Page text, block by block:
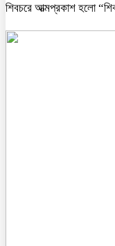
শিবচরে আত্মপ্রকাশ হলো